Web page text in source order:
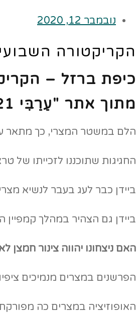
נובמבר 12, 2020
הקריקטורה
כיפת ברזל –
מתוך אתר "עַרַבִּי 21"
הלם במשטר המצרי, כך מתאר
החגיגות שתוכננו לזכייתו
ביידן כבר לעג בעבר לנשיא
ביידן גם הצהיר במהלך קמפיין
האם ניצחונו יהווה צינור
הפרשנים במצרים מנמיכים
האופוזיציה במצרים כה